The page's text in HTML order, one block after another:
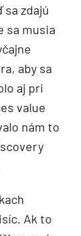
zdajú
sa musia
aby sa
aj pri
value
nám to
Ak to